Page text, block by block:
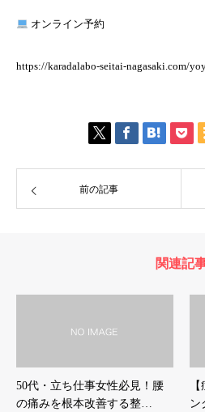
オンライン予約
https://karadalabo-seitai-nagasaki.com/
前の記事
関連記
50代・立ち仕事女性必見！腰
の痛みを根本改善する整…
ン